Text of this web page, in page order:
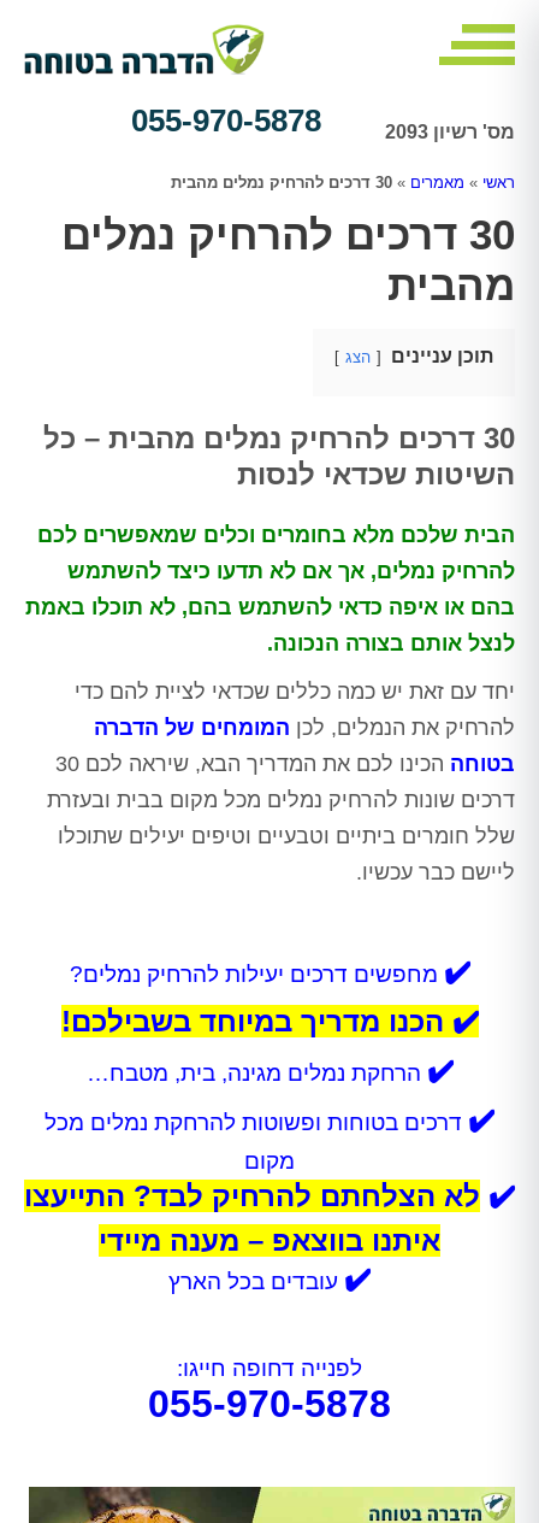
מס' רשיון 2093 055-970-5878
ראשי » מאמרים » 30 דרכים להרחיק נמלים מהבית
30 דרכים להרחיק נמלים
מהבית
תוכן עניינים הצג
30 דרכים להרחיק נמלים מהבית – כל
השיטות שכדאי לנסות
הבית שלכם מלא בחומרים וכלים שמאפשרים לכם
להרחיק נמלים, אך אם לא תדעו כיצד להשתמש
בהם או איפה כדאי להשתמש בהם, לא תוכלו באמת
לנצל אותם בצורה הנכונה.
יחד עם זאת יש כמה כללים שכדאי לציית להם כדי
להרחיק את הנמלים, לכן המומחים של הדברה
בטוחה
הכינו לכם את המדריך הבא, שיראה לכם 30
דרכים שונות להרחיק נמלים מכל מקום בבית ובעזרת
שלל חומרים ביתיים וטבעיים וטיפים יעילים שתוכלו
ליישם כבר עכשיו.
✔️ מחפשים דרכים יעילות להרחיק נמלים?
✔️ הכנו מדריך במיוחד בשבילכם!
✔️ הרחקת נמלים מגינה, בית, מטבח…
✔️ דרכים בטוחות ופשוטות להרחקת נמלים מכל
מקום
✔️ לא הצלחתם להרחיק לבד? התייעצו
איתנו בווצאפ – מענה מיידי
✔️ עובדים בכל הארץ
לפנייה דחופה חייגו:
055-970-5878